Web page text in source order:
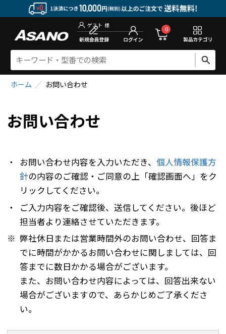
ゲスト 新規会員登録
0
ホーム お問い合わせ
お問い合わせ
・ お問い合わせ内容を入力いただき、個人情報保護方
針の内容のご確認・ご同意の上「確認画面へ」をク
リックしてください。
・
ご入力内容をご確認後、送信してください。後ほど
担当者より連絡させていただきます。
※ 弊社休日または営業時間外のお問い合わせ、回答ま
でに時間がかかるお問い合わせに関しましては、回
答までに数日かかる場合がございます。
また、お問い合わせ内容によっては、回答出来ない
場合がございますので、あらかじめご了承くださ
い。